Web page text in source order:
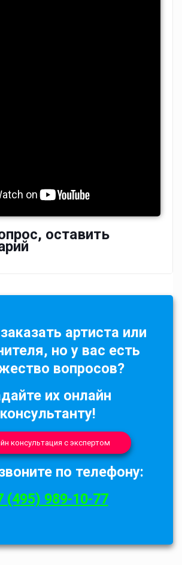
оставить
артиста или
но у вас есть
вопросов?
их онлайн
консультанту!
консультация с экспертом
по телефону:
(495) 989-10-77